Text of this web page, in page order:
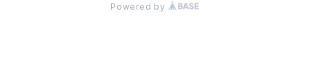
Powered by